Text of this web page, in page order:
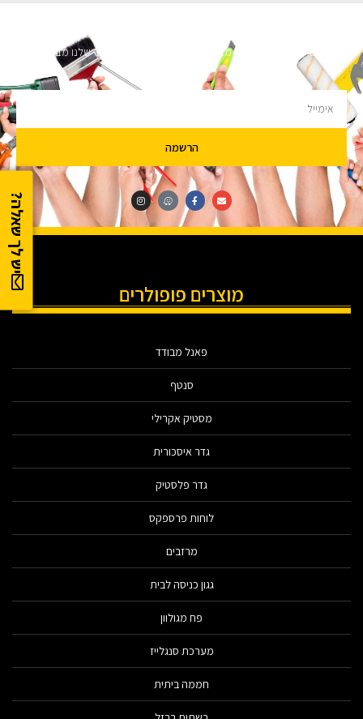
יש לך שאלה?
השארו מעודכנים
מעוניינים לקבל עדכונים על מבצעים והנחות הירשמו לניוזלטר שלנו מבטיחים לא
הרשמה
מוצרים פופולרים
פאנל מבודד
סנטף
מסטיק אקרילי
גדר איסכורית
גדר פלסטיק
לוחות פרספקס
מרזבים
גגון כניסה לבית
פח מגולוון
מערכת סנגלייז
חממה ביתית